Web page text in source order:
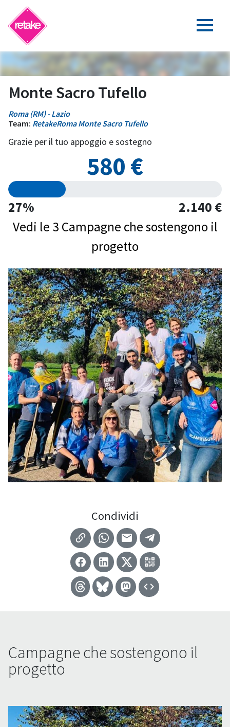
Monte Sacro Tufello
Roma (RM) - Lazio
Team: RetakeRoma Monte Sacro Tufello
Grazie per il tuo appoggio e sostegno
580 €
27%
2.140 €
Vedi le 3 Campagne che sostengono il
progetto
Condividi
Campagne che sostengono il
progetto